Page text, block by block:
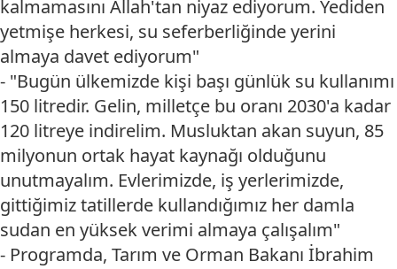
kalmamasını Allah'tan niyaz ediyorum. Yediden
yetmişe herkesi, su seferberliğinde yerini
almaya davet ediyorum"
- "Bugün ülkemizde kişi başı günlük su kullanımı
150 litredir. Gelin, milletçe bu oranı 2030'a kadar
120 litreye indirelim. Musluktan akan suyun, 85
milyonun ortak hayat kaynağı olduğunu
unutmayalım. Evlerimizde, iş yerlerimizde,
gittiğimiz tatillerde kullandığımız her damla
sudan en yüksek verimi almaya çalışalım"
- Programda, Tarım ve Orman Bakanı İbrahim